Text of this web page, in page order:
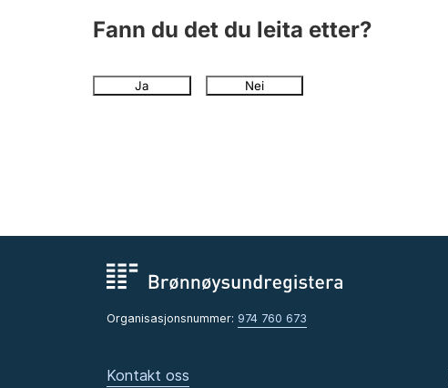
Fann du det du leita etter?
Ja Nei
Organisasjonsnummer: 974 760 673
Kontakt oss